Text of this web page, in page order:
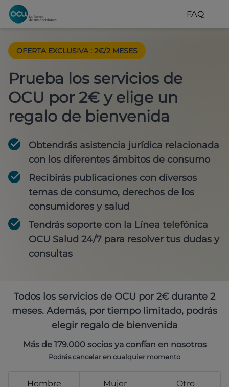
FAQ
OFERTA EXCLUSIVA : 2€/2 MESES
Prueba los servicios de
OCU por 2€ y elige un
regalo de bienvenida
Obtendrás asistencia jurídica relacionada
con los diferentes ámbitos de consumo
Recibirás publicaciones con diversos
temas de consumo, derechos de los
consumidores y salud
Tendrás soporte con la Línea telefónica
OCU Salud 24/7 para resolver tus dudas y
consultas
Todos los servicios de OCU por 2€ durante 2
meses. Además, por tiempo limitado, podrás
elegir regalo de bienvenida
Más de 179.000 socios ya confían en nosotros
Podrás cancelar en cualquier momento
Hombre Mujer Otro